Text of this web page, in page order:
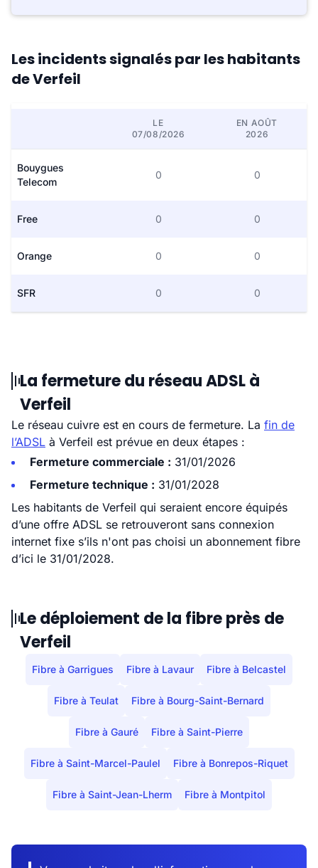
Les incidents signalés par les habitants
de Verfeil
LE
07/08/2026
EN AOÛT
2026
Bouygues
Telecom
0 0
Free 0 0
Orange 0 0
SFR 0 0
La fermeture du réseau ADSL à
Verfeil
Le réseau cuivre est en cours de fermeture. La fin de
l’ADSL à Verfeil est prévue en deux étapes :
Fermeture commerciale : 31/01/2026
Fermeture technique : 31/01/2028
Les habitants de Verfeil qui seraient encore équipés
d’une offre ADSL se retrouveront sans connexion
internet fixe s’ils n'ont pas choisi un abonnement fibre
d’ici le 31/01/2028.
Le déploiement de la fibre près de
Verfeil
Fibre à Garrigues Fibre à Lavaur Fibre à Belcastel
Fibre à Teulat Fibre à Bourg-Saint-Bernard
Fibre à Gauré Fibre à Saint-Pierre
Fibre à Saint-Marcel-Paulel Fibre à Bonrepos-Riquet
Fibre à Saint-Jean-Lherm Fibre à Montpitol